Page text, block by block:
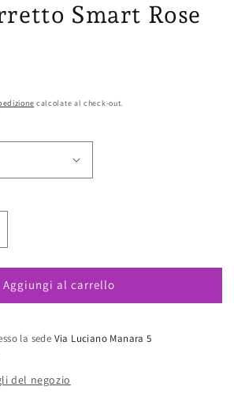
Smart Rose
calcolate al check-out.
Aggiungi al carrello
la sede Via Luciano Manara 5
del negozio